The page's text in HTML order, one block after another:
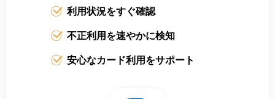
利用状況をすぐ確認
不正利用を速やかに検知
安心なカード利用をサポート